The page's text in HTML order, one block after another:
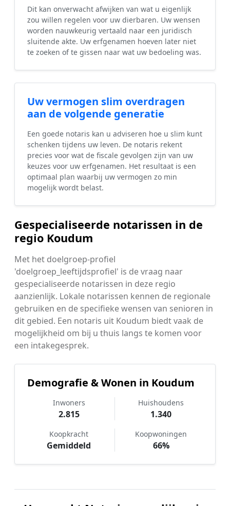
Dit kan onverwacht afwijken van wat u eigenlijk
zou willen regelen voor uw dierbaren. Uw wensen
worden nauwkeurig vertaald naar een juridisch
sluitende akte. Uw erfgenamen hoeven later niet
te zoeken of te gissen naar wat uw bedoeling was.
Uw vermogen slim overdragen
aan de volgende generatie
Een goede notaris kan u adviseren hoe u slim kunt
schenken tijdens uw leven. De notaris rekent
precies voor wat de fiscale gevolgen zijn van uw
keuzes voor uw erfgenamen. Het resultaat is een
optimaal plan waarbij uw vermogen zo min
mogelijk wordt belast.
Gespecialiseerde notarissen in de
regio Koudum
Met het doelgroep-profiel
'doelgroep_leeftijdsprofiel' is de vraag naar
gespecialiseerde notarissen in deze regio
aanzienlijk. Lokale notarissen kennen de regionale
gebruiken en de specifieke wensen van senioren in
dit gebied. Een notaris uit Koudum biedt vaak de
mogelijkheid om bij u thuis langs te komen voor
een intakegesprek.
Demografie & Wonen in Koudum
Inwoners
2.815
Huishoudens
1.340
Koopkracht
Gemiddeld
Koopwoningen
66%